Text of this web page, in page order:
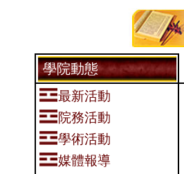
學院動態
最新活動
院務活動
學術活動
媒體報導